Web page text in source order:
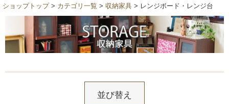
ショップトップ> カテゴリ一覧 > 収納家具 > レンジボード・レンジ台
並び替え